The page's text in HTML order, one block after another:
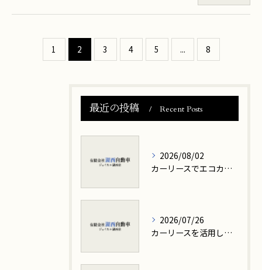
1 2 3 4 5 ... 8
最近の投稿 Recent Posts
2026/08/02
カーリースでエコカーを選ぶ時の総費用とメリットデメリット徹底解説
2026/07/26
カーリースを活用して簡単見積もりを大津市で手軽に比較する方法